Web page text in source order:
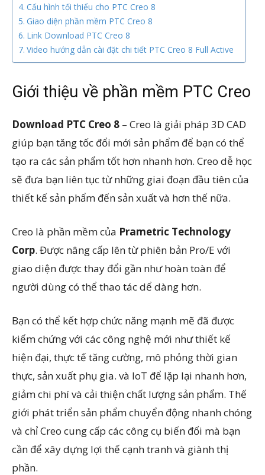
Cấu hình tối thiểu cho PTC Creo 8
Giao diện phần mềm PTC Creo 8
Link Download PTC Creo 8
Video hướng dẫn cài đặt chi tiết PTC Creo 8 Full Active
Giới thiệu về phần mềm PTC Creo
Download PTC Creo 8 – Creo là giải pháp 3D CAD
giúp bạn tăng tốc đổi mới sản phẩm để bạn có thể
tạo ra các sản phẩm tốt hơn nhanh hơn. Creo dễ học
sẽ đưa bạn liên tục từ những giai đoạn đầu tiên của
thiết kế sản phẩm đến sản xuất và hơn thế nữa.
Creo là phần mềm của Prametric Technology
Corp. Được nâng cấp lên từ phiên bản Pro/E với
giao diện được thay đổi gần như hoàn toàn để
người dùng có thể thao tác dể dàng hơn.
Bạn có thể kết hợp chức năng mạnh mẽ đã được
kiểm chứng với các công nghệ mới như thiết kế
hiện đại, thực tế tăng cường, mô phỏng thời gian
thực, sản xuất phụ gia. và IoT để lặp lại nhanh hơn,
giảm chi phí và cải thiện chất lượng sản phẩm. Thế
giới phát triển sản phẩm chuyển động nhanh chóng
và chỉ Creo cung cấp các công cụ biến đổi mà bạn
cần để xây dựng lợi thế cạnh tranh và giành thị
phần.